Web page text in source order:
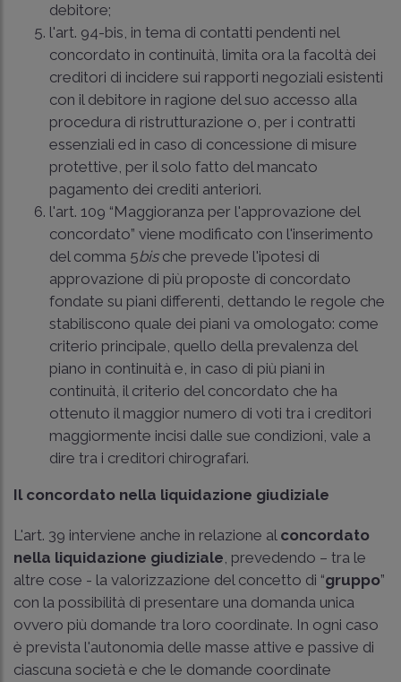
debitore;
l'art. 94-bis, in tema di contatti pendenti nel
concordato in continuità, limita ora la facoltà dei
creditori di incidere sui rapporti negoziali esistenti
con il debitore in ragione del suo accesso alla
procedura di ristrutturazione o, per i contratti
essenziali ed in caso di concessione di misure
protettive, per il solo fatto del mancato
pagamento dei crediti anteriori.
l'art. 109 “Maggioranza per l'approvazione del
concordato” viene modificato con l'inserimento
del comma 5bische prevede l'ipotesi di
approvazione di più proposte di concordato
fondate su piani differenti, dettando le regole che
stabiliscono quale dei piani va omologato: come
criterio principale, quello della prevalenza del
piano in continuità e, in caso di più piani in
continuità, il criterio del concordato che ha
ottenuto il maggior numero di voti tra i creditori
maggiormente incisi dalle sue condizioni, vale a
dire tra i creditori chirografari.
Il concordato nella liquidazione giudiziale
L'art. 39 interviene anche in relazione al concordato
nella liquidazione giudiziale, prevedendo – tra le
altre cose - la valorizzazione del concetto di “gruppo”
con la possibilità di presentare una domanda unica
ovvero più domande tra loro coordinate. In ogni caso
è prevista l'autonomia delle masse attive e passive di
ciascuna società e che le domande coordinate